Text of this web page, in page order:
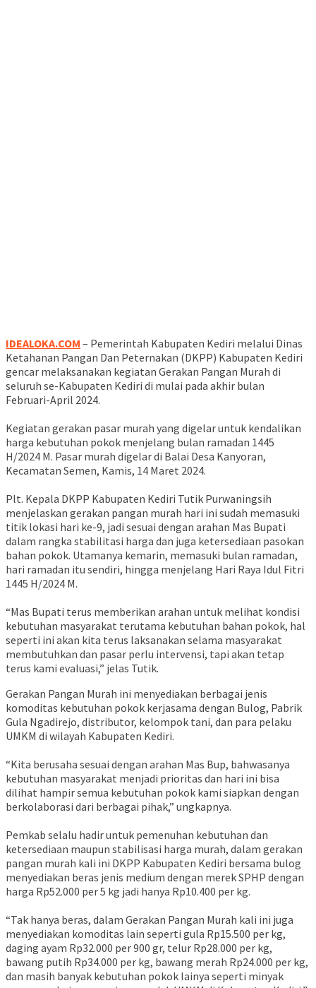
IDEALOKA.COM – Pemerintah Kabupaten Kediri melalui Dinas
Ketahanan Pangan Dan Peternakan (DKPP) Kabupaten Kediri
gencar melaksanakan kegiatan Gerakan Pangan Murah di
seluruh se-Kabupaten Kediri di mulai pada akhir bulan
Februari-April 2024.
Kegiatan gerakan pasar murah yang digelar untuk kendalikan
harga kebutuhan pokok menjelang bulan ramadan 1445
H/2024 M. Pasar murah digelar di Balai Desa Kanyoran,
Kecamatan Semen, Kamis, 14 Maret 2024.
Plt. Kepala DKPP Kabupaten Kediri Tutik Purwaningsih
menjelaskan gerakan pangan murah hari ini sudah memasuki
titik lokasi hari ke-9, jadi sesuai dengan arahan Mas Bupati
dalam rangka stabilitasi harga dan juga ketersediaan pasokan
bahan pokok. Utamanya kemarin, memasuki bulan ramadan,
hari ramadan itu sendiri, hingga menjelang Hari Raya Idul Fitri
1445 H/2024 M.
“Mas Bupati terus memberikan arahan untuk melihat kondisi
kebutuhan masyarakat terutama kebutuhan bahan pokok, hal
seperti ini akan kita terus laksanakan selama masyarakat
membutuhkan dan pasar perlu intervensi, tapi akan tetap
terus kami evaluasi,” jelas Tutik.
Gerakan Pangan Murah ini menyediakan berbagai jenis
komoditas kebutuhan pokok kerjasama dengan Bulog, Pabrik
Gula Ngadirejo, distributor, kelompok tani, dan para pelaku
UMKM di wilayah Kabupaten Kediri.
“Kita berusaha sesuai dengan arahan Mas Bup, bahwasanya
kebutuhan masyarakat menjadi prioritas dan hari ini bisa
dilihat hampir semua kebutuhan pokok kami siapkan dengan
berkolaborasi dari berbagai pihak,” ungkapnya.
Pemkab selalu hadir untuk pemenuhan kebutuhan dan
ketersediaan maupun stabilisasi harga murah, dalam gerakan
pangan murah kali ini DKPP Kabupaten Kediri bersama bulog
menyediakan beras jenis medium dengan merek SPHP dengan
harga Rp52.000 per 5 kg jadi hanya Rp10.400 per kg.
“Tak hanya beras, dalam Gerakan Pangan Murah kali ini juga
menyediakan komoditas lain seperti gula Rp15.500 per kg,
daging ayam Rp32.000 per 900 gr, telur Rp28.000 per kg,
bawang putih Rp34.000 per kg, bawang merah Rp24.000 per kg,
dan masih banyak kebutuhan pokok lainya seperti minyak